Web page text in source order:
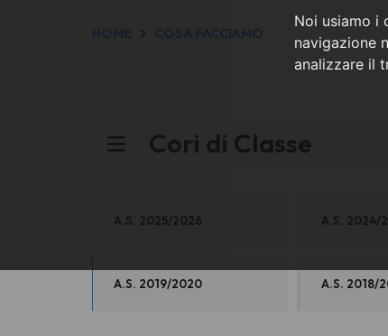
Noi usiamo i
navigazione
analizzare il
HOME COSA FACCIAMO
Cori di Classe
A.S. 2025/2026 A.S. 2024/
A.S. 2019/2020 A.S. 2018/